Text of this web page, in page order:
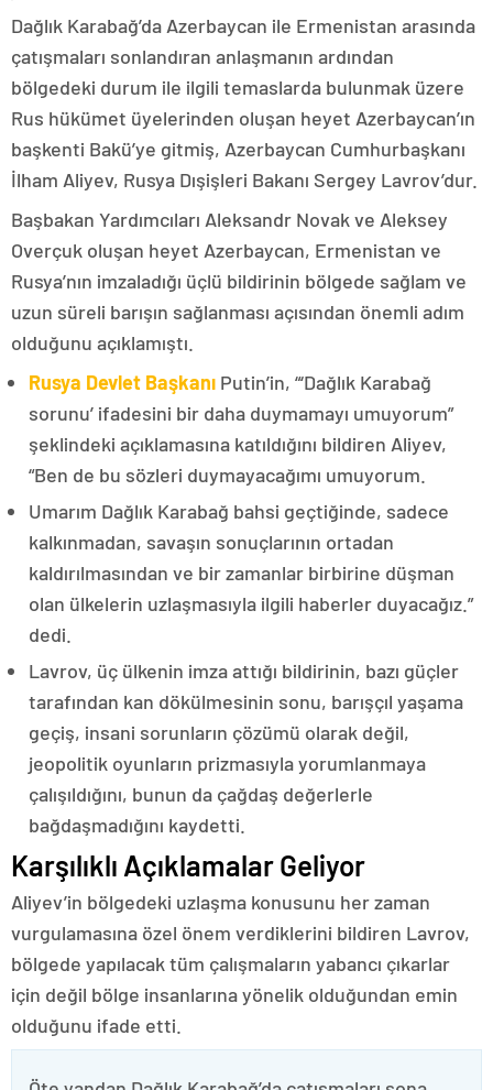
Dağlık Karabağ’da Azerbaycan ile Ermenistan arasında
çatışmaları sonlandıran anlaşmanın ardından
bölgedeki durum ile ilgili temaslarda bulunmak üzere
Rus hükümet üyelerinden oluşan heyet Azerbaycan’ın
başkenti Bakü’ye gitmiş, Azerbaycan Cumhurbaşkanı
İlham Aliyev, Rusya Dışişleri Bakanı Sergey Lavrov’dur.
Başbakan Yardımcıları Aleksandr Novak ve Aleksey
Overçuk oluşan heyet Azerbaycan, Ermenistan ve
Rusya’nın imzaladığı üçlü bildirinin bölgede sağlam ve
uzun süreli barışın sağlanması açısından önemli adım
olduğunu açıklamıştı.
Rusya Devlet Başkanı Putin’in, “‘Dağlık Karabağ
sorunu’ ifadesini bir daha duymamayı umuyorum”
şeklindeki açıklamasına katıldığını bildiren Aliyev,
“Ben de bu sözleri duymayacağımı umuyorum.
Umarım Dağlık Karabağ bahsi geçtiğinde, sadece
kalkınmadan, savaşın sonuçlarının ortadan
kaldırılmasından ve bir zamanlar birbirine düşman
olan ülkelerin uzlaşmasıyla ilgili haberler duyacağız.”
dedi.
Lavrov, üç ülkenin imza attığı bildirinin, bazı güçler
tarafından kan dökülmesinin sonu, barışçıl yaşama
geçiş, insani sorunların çözümü olarak değil,
jeopolitik oyunların prizmasıyla yorumlanmaya
çalışıldığını, bunun da çağdaş değerlerle
bağdaşmadığını kaydetti.
Karşılıklı Açıklamalar Geliyor
Aliyev’in bölgedeki uzlaşma konusunu her zaman
vurgulamasına özel önem verdiklerini bildiren Lavrov,
bölgede yapılacak tüm çalışmaların yabancı çıkarlar
için değil bölge insanlarına yönelik olduğundan emin
olduğunu ifade etti.